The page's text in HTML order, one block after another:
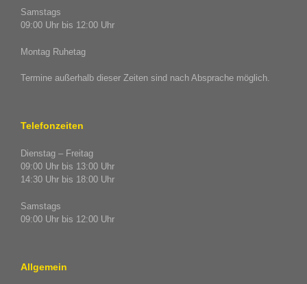
Samstags
09:00 Uhr bis 12:00 Uhr
Montag Ruhetag
Termine außerhalb dieser Zeiten sind nach Absprache möglich.
Telefonzeiten
Dienstag – Freitag
09:00 Uhr bis 13:00 Uhr
14:30 Uhr bis 18:00 Uhr
Samstags
09:00 Uhr bis 12:00 Uhr
Allgemein